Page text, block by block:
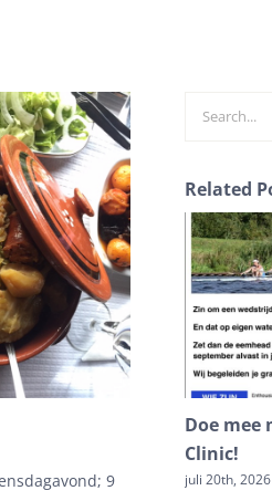
9
Related
Doe mee
Clinic!
juli 20th, 2026